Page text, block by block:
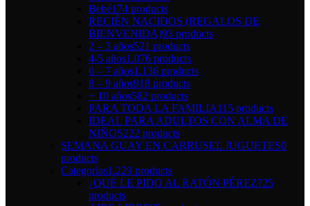
Bebé174 products
RECIÉN NACIDOS (REGALOS DE
BIENVENIDA)93 products
2 – 3 años521 products
4-5 años1.076 products
6 – 7 años1.136 products
8 – 9 años918 products
+ 10 años582 products
PARA TODA LA FAMILIA115 products
IDEAL PARA ADULTOS CON ALMA DE
NIÑOS222 products
SEMANA GUAY EN CARRUSEL JUGUETES0
products
Categorías1.229 products
¿QUÉ LE PIDO AL RATÓN PÉREZ?25
products